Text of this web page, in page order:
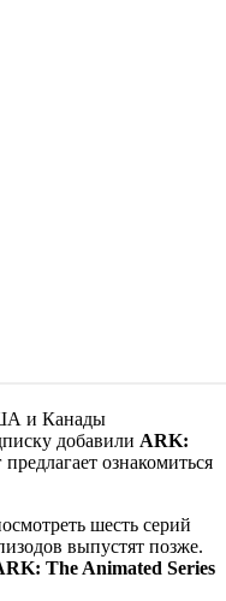
и Канады
добавили ARK:
ознакомиться
шесть серий
выпустят позже.
The Animated Series